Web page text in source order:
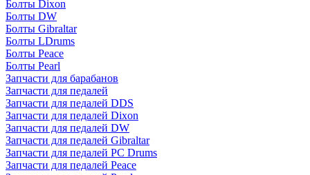
Болты Dixon
Болты DW
Болты Gibraltar
Болты LDrums
Болты Peace
Болты Pearl
Запчасти для барабанов
Запчасти для педалей
Запчасти для педалей DDS
Запчасти для педалей Dixon
Запчасти для педалей DW
Запчасти для педалей Gibraltar
Запчасти для педалей PC Drums
Запчасти для педалей Peace